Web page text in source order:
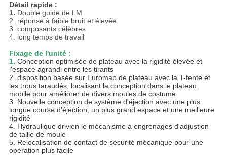
Détail rapide :
1. Double guide de LM
2. réponse à faible bruit et élevée
3. composants célèbres
4. long temps de travail
Fixage de l'unité :
1. Conception optimisée de plateau avec la rigidité élevée et
l'espace agrandi entre les tirants
2. disposition basée sur Euromap de plateau avec la T-fente et
les trous taraudés, localisant la conception dans le plateau
mobile pour améliorer de divers moules de costume
3. Nouvelle conception de système d'éjection avec une plus
longue course d'éjection, un plus grand espace et une meilleure
rigidité
4. Hydraulique drivien le mécanisme à engrenages d'adjustion
de taille de moule
5. Relocalisation de contact de sécurité mécanique pour une
opération plus facile